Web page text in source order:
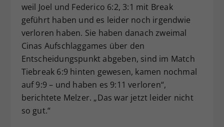
weil Joel und Federico 6:2, 3:1 mit Break
geführt haben und es leider noch irgendwie
verloren haben. Sie haben danach zweimal
Cinas Aufschlaggames über den
Entscheidungspunkt abgeben, sind im Match
Tiebreak 6:9 hinten gewesen, kamen nochmal
auf 9:9 – und haben es 9:11 verloren“,
berichtete Melzer. „Das war jetzt leider nicht
so gut.“